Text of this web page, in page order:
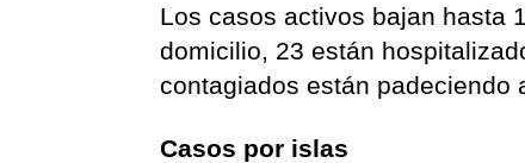
Los casos activos bajan hasta
domicilio, 23 están
contagiados están padeciendo
Casos por islas